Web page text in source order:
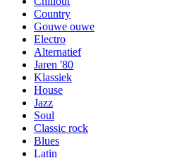
Country
Gouwe ouwe
Electro
Alternatief
Jaren '80
Klassiek
House
Jazz
Soul
Classic rock
Blues
Latin